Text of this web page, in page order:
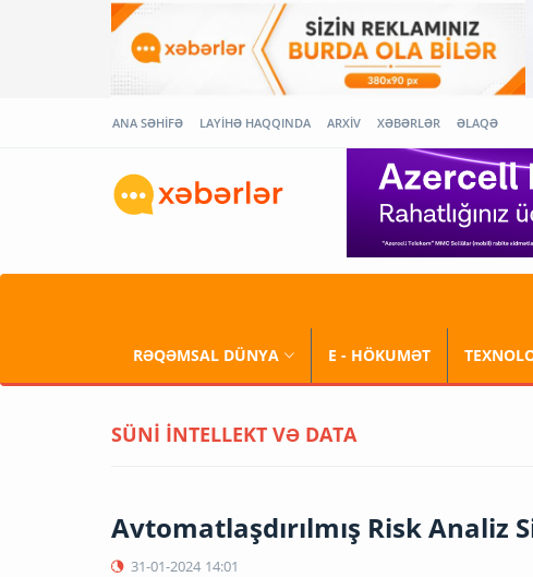
ANA SƏHİFƏ LAYİHƏ HAQQINDA ARXİV XƏBƏRLƏR ƏLAQƏ
RƏQƏMSAL DÜNYA E - HÖKUMƏT
SÜNİ İNTELLEKT VƏ DATA
Avtomatlaşdırılmış Risk Analiz
31-01-2024 14:01